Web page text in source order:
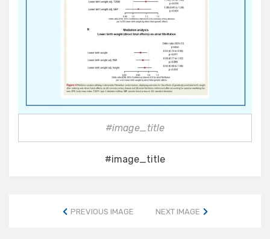
#image_title
#image_title
PREVIOUS IMAGE NEXT IMAGE